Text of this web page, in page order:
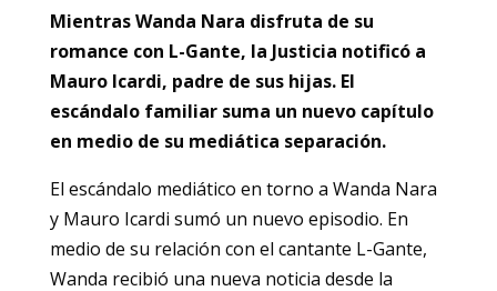
Mientras Wanda Nara disfruta de su
romance con L-Gante, la Justicia notificó a
Mauro Icardi, padre de sus hijas. El
escándalo familiar suma un nuevo capítulo
en medio de su mediática separación.
El escándalo mediático en torno a Wanda Nara
y Mauro Icardi sumó un nuevo episodio. En
medio de su relación con el cantante L-Gante,
Wanda recibió una nueva noticia desde la